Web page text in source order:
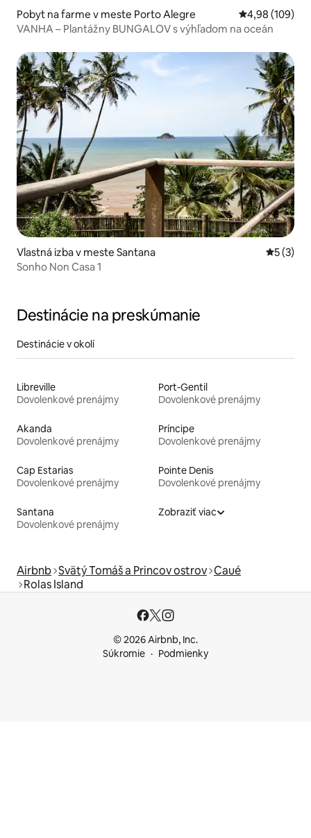
Pobyt na farme v meste Porto Alegre Priemerné
4,98 (109)
VANHA – Plantážny BUNGALOV s výhľadom na oceán
Vlastná izba v meste Santana
5 (3)
Sonho Non Casa 1
Destinácie na preskúmanie
Destinácie v okolí
Libreville
Dovolenkové prenájmy
Port-Gentil
Dovolenkové prenájmy
Akanda
Dovolenkové prenájmy
Príncipe
Dovolenkové prenájmy
Cap Estarias
Dovolenkové prenájmy
Pointe Denis
Dovolenkové prenájmy
Santana
Dovolenkové prenájmy
Zobraziť viac
Airbnb Svätý Tomáš a Princov ostrov Caué
Rolas Island
© 2026 Airbnb, Inc.
Súkromie
Podmienky